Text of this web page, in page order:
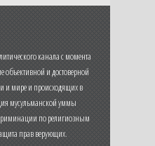
канала с момента
объективной и достоверной
и мире и происходящих в
мусульманской уммы
по религиозным
прав верующих.